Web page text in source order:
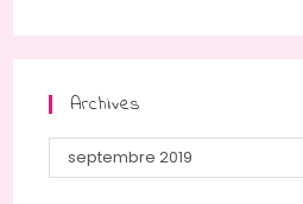
Archives
Archives
septembre 2019